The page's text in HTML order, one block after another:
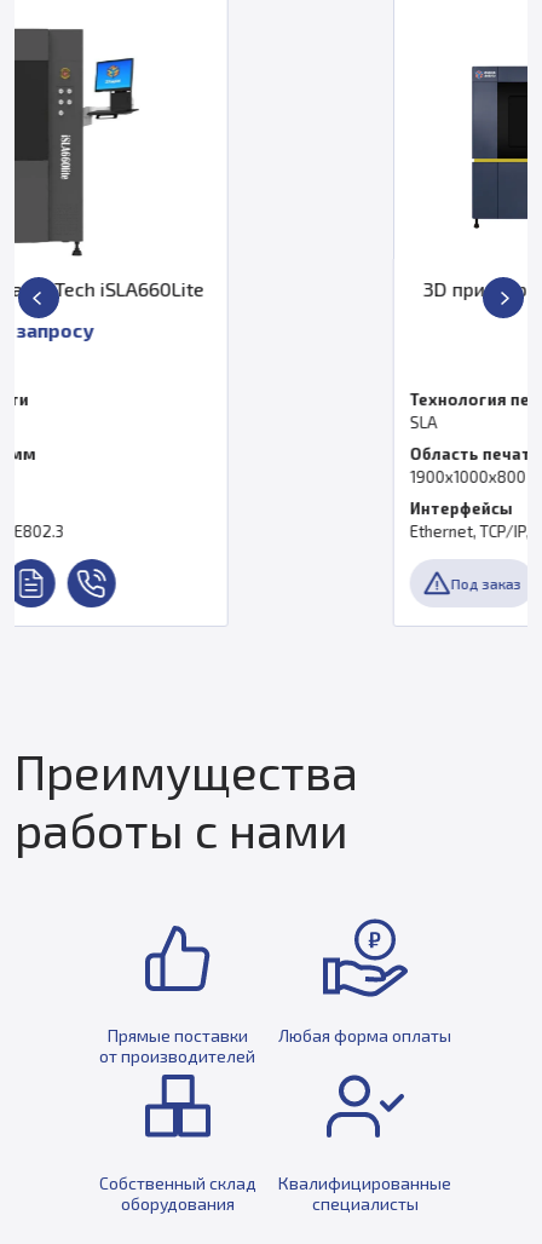
3D принтер ZRapid Tech iSLA1900D
Преимущества
работы с нами
Прямые поставки
от производителей
Любая форма оплаты
Собственный склад
оборудования
Квалифицированные
специалисты